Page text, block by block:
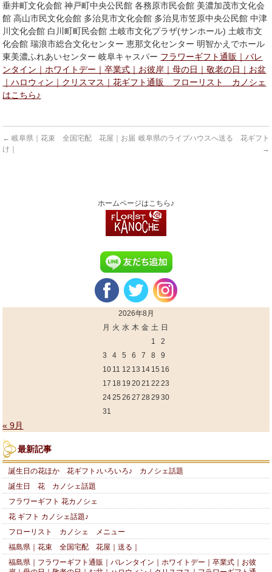
垂井町文化会館 神戸町中央公民館 各務原市民会館 美濃加茂市文化会
館 高山市民文化会館 多治見市文化会館 多治見市笠原中央公民館 中津
川文化会館 白川町町民会館 土岐市文化プラザ(サンホール) 土岐市文
化会館 瑞浪市総合文化センター 恵那文化センター 明智かえでホール
東美濃ふれあいセンター 岐阜キャスパー フラワーギフト通販｜バレ
ンタイン｜ホワイトデー｜卒業式｜お彼岸｜母の日｜敬老の日｜お盆
｜ハロウィン｜クリスマス｜花ギフト通販 フローリスト カノシェ
はこちら♪
← 岐阜県｜花束 全国宅配 花屋｜お届
け｜
岐阜県のライブハウスへ送る 花ギフト
→
ホームページはこちら♪
2026年8月
月 火 水 木 金 土 日
1
2
3
4 5 6 7 8
9
10 11 12 13 14 15 16
17 18 19 2021 22 23
2425 26 27 28 29 30
31
« 9月
最新記事
誕生日の花ほか 花ギフト♪いろいろ♪ カノシェ話題
誕生日 花 カノシェ話題
フラワーギフト 花カノシェ
花 ギフト カノシェ話題♪
フローリスト カノシェ メニュー
福島県｜花束 全国宅配 花屋｜送る｜
福島県｜フラワーギフト通販｜バレンタイン｜ホワイトデー｜卒業式｜お彼